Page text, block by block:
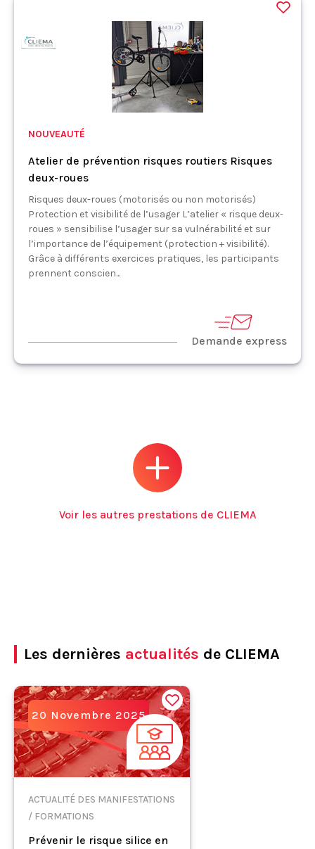
NOUVEAUTÉ
Atelier de prévention risques routiers Risques
deux-roues
Risques deux-roues (motorisés ou non motorisés)
Protection et visibilité de l’usager L’atelier « risque deux-
roues » sensibilise l’usager sur sa vulnérabilité et sur
l’importance de l’équipement (protection + visibilité).
Grâce à différents exercices pratiques, les participants
prennent conscien...
Demande express
Voir les autres prestations de CLIEMA
Les dernières actualités de CLIEMA
20 Novembre 2025
ACTUALITÉ DES MANIFESTATIONS
/ FORMATIONS
Prévenir le risque silice en